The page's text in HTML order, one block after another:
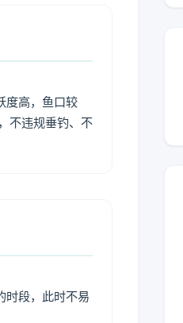
度高，鱼口较
不违规垂钓、不
时段，此时不易